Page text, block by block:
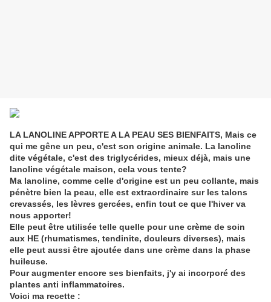
LA LANOLINE APPORTE A LA PEAU SES BIENFAITS, Mais ce
qui me gêne un peu, c'est son origine animale. La lanoline
dite végétale, c'est des triglycérides, mieux déjà, mais une
lanoline végétale maison, cela vous tente?
Ma lanoline, comme celle d'origine est un peu collante, mais
pénètre bien la peau, elle est extraordinaire sur les talons
crevassés, les lèvres gercées, enfin tout ce que l'hiver va
nous apporter!
Elle peut être utilisée telle quelle pour une crème de soin
aux HE (rhumatismes, tendinite, douleurs diverses), mais
elle peut aussi être ajoutée dans une crème dans la phase
huileuse.
Pour augmenter encore ses bienfaits, j'y ai incorporé des
plantes anti inflammatoires.
Voici ma recette :